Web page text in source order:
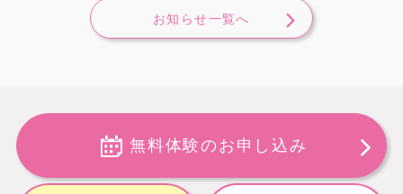
お知らせ一覧へ
無料体験のお申し込み